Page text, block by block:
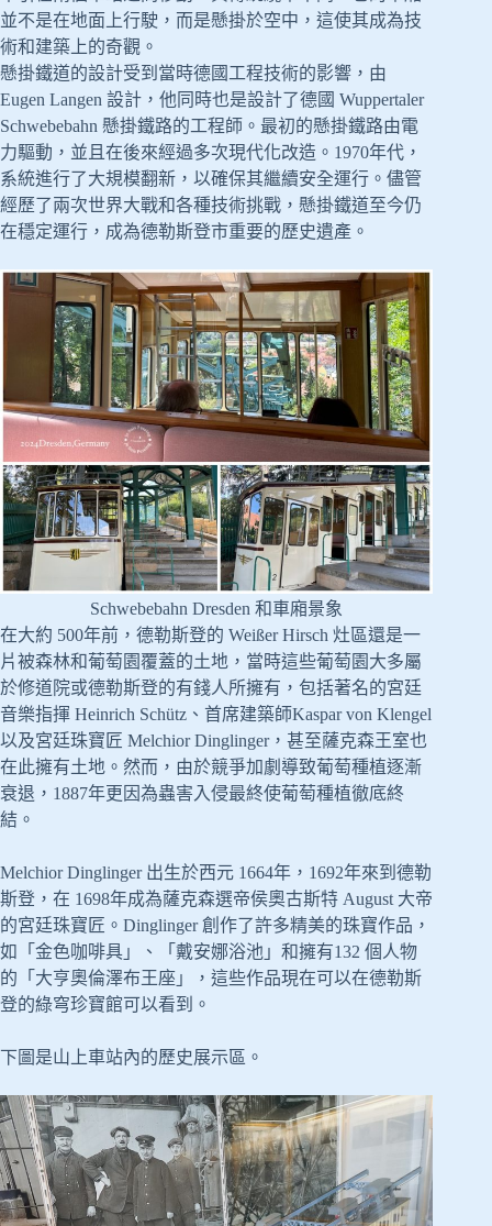
並不是在地面上行駛，而是懸掛於空中，這使其成為技
術和建築上的奇觀。
懸掛鐵道的設計受到當時德國工程技術的影響，由
Eugen Langen 設計，他同時也是設計了德國 Wuppertaler
Schwebebahn 懸掛鐵路的工程師。最初的懸掛鐵路由電
力驅動，並且在後來經過多次現代化改造。1970年代，
系統進行了大規模翻新，以確保其繼續安全運行。儘管
經歷了兩次世界大戰和各種技術挑戰，懸掛鐵道至今仍
在穩定運行，成為德勒斯登市重要的歷史遺產。
Schwebebahn Dresden 和車廂景象
在大約 500年前，德勒斯登的 Weißer Hirsch 灶區還是一
片被森林和葡萄園覆蓋的土地，當時這些葡萄園大多屬
於修道院或德勒斯登的有錢人所擁有，包括著名的宮廷
音樂指揮 Heinrich Schütz、首席建築師Kaspar von Klengel
以及宮廷珠寶匠 Melchior Dinglinger，甚至薩克森王室也
在此擁有土地。然而，由於競爭加劇導致葡萄種植逐漸
衰退，1887年更因為蟲害入侵最終使葡萄種植徹底終
結。
Melchior Dinglinger 出生於西元 1664年，1692年來到德勒
斯登，在 1698年成為薩克森選帝侯奧古斯特 August 大帝
的宮廷珠寶匠。Dinglinger 創作了許多精美的珠寶作品，
如「金色咖啡具」、「戴安娜浴池」和擁有132 個人物
的「大亨奧倫澤布王座」，這些作品現在可以在德勒斯
登的綠穹珍寶館可以看到。
下圖是山上車站內的歷史展示區。